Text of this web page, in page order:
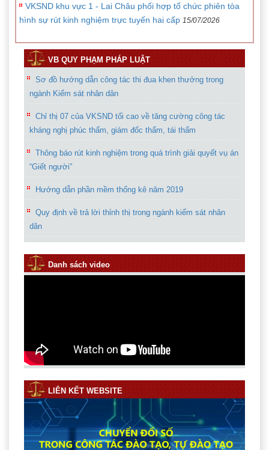
VKSND khu vực 1 - Lai Châu phối hợp tổ chức phiên tòa
hình sự rút kinh nghiệm trực tuyến hai cấp 15/07/2026
VB QUY PHẠM PHÁP LUẬT
Sơ đồ hướng dẫn công tác thi đua khen thưởng trong
ngành Kiểm sát nhân dân
Chỉ thị 07 của VKSND tối cao về tăng cường công tác
Thông báo rút kinh nghiệm trong quá trình giải quyết vụ án
Hướng dẫn phần mềm thống kê năm 2019
Quy định về trả lời thỉnh thị trong ngành kiểm sát nhân
Các văn bản của VKSND tối cao
Danh sách video
LIÊN KẾT WEBSITE